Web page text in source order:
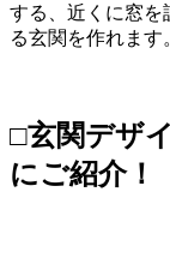
する、近くに窓を
る玄関を作れます
□玄関デザ
にご紹介！